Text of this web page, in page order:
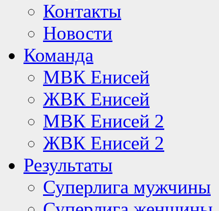
Контакты
Новости
Команда
МВК Енисей
ЖВК Енисей
МВК Енисей 2
ЖВК Енисей 2
Результаты
Суперлига мужчины